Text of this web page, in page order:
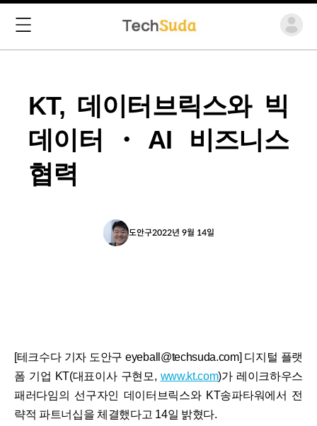
KT, 데이터브릭스와 빅
데이터・AI 비즈니스
협력
도안구2022년 9월 14일
[테크수다 기자 도안구 eyeball@techsuda.com] 디지털 플랫
폼 기업 KT(대표이사 구현모, www.kt.com)가 레이크하우스
패러다임의 선구자인 데이터브릭스와 KT송파타워에서 전
략적 파트너십을 체결했다고 14일 밝혔다.